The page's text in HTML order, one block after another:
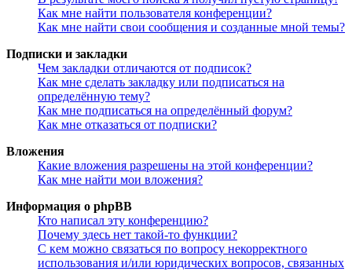
Как мне найти пользователя конференции?
Как мне найти свои сообщения и созданные мной темы?
Подписки и закладки
Чем закладки отличаются от подписок?
Как мне сделать закладку или подписаться на
определённую тему?
Как мне подписаться на определённый форум?
Как мне отказаться от подписки?
Вложения
Какие вложения разрешены на этой конференции?
Как мне найти мои вложения?
Информация о phpBB
Кто написал эту конференцию?
Почему здесь нет такой-то функции?
С кем можно связаться по вопросу некорректного
использования и/или юридических вопросов, связанных